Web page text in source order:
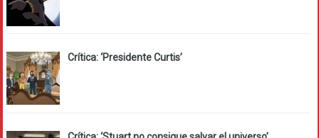
Crítica: ‘Presidente Curtis’